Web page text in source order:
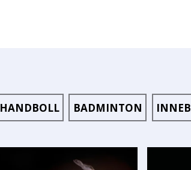
HANDBOLL BADMINTON